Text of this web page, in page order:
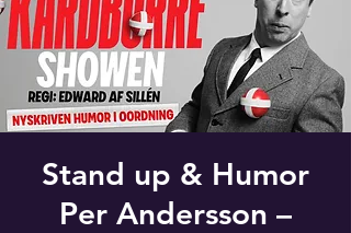
Stand up & Humor
Per Andersson –